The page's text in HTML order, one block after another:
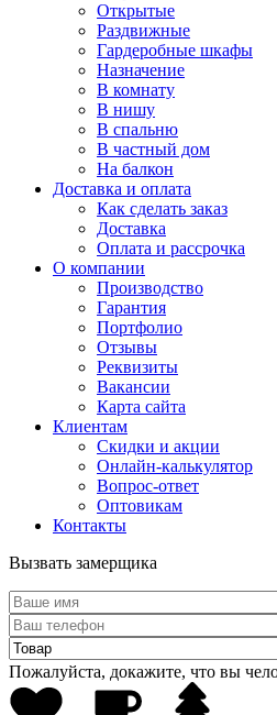
Открытые
Раздвижные
Гардеробные шкафы
Назначение
В комнату
В нишу
В спальню
В частный дом
На балкон
Доставка и оплата
Как сделать заказ
Доставка
Оплата и рассрочка
О компании
Производство
Гарантия
Портфолио
Отзывы
Реквизиты
Вакансии
Карта сайта
Клиентам
Скидки и акции
Онлайн-калькулятор
Вопрос-ответ
Оптовикам
Контакты
Вызвать замерщика
Пожалуйста, докажите, что вы